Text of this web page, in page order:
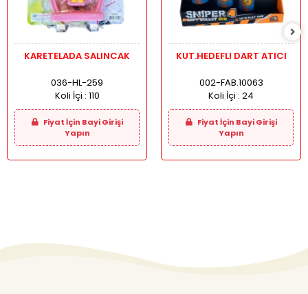
KARETELADA SALINCAK
036-HL-259
Koli İçi : 110
Fiyat İçin Bayi Girişi
Yapın
KUT.HEDEFLI DART ATICI
002-FAB.10063
Koli İçi : 24
Fiyat İçin Bayi Girişi
Yapın